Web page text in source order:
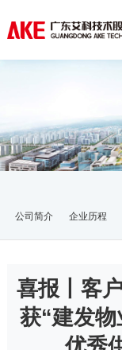
公司简介 企业历程
喜报丨客
获“建发